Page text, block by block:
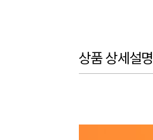
상품 상세설명